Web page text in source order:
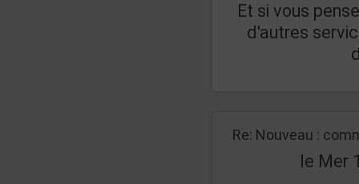
Et si vous
d'autres
Re: Nouveau :
le Mer